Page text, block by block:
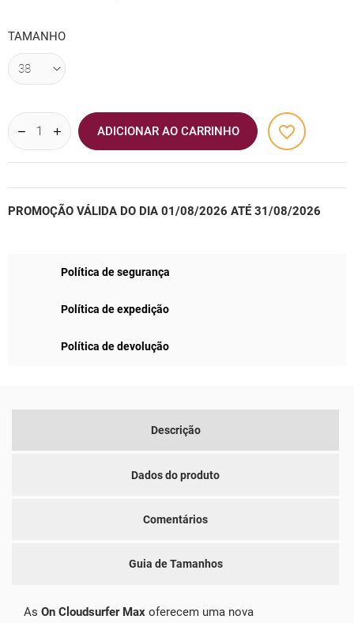
TAMANHO
ADICIONAR AO CARRINHO favorite_border
PROMOÇÃO VÁLIDA DO DIA 01/08/2026 ATÉ 31/08/2026
Política de segurança
Política de expedição
Política de devolução
Descrição
Dados do produto
Comentários
Guia de Tamanhos
As On Cloudsurfer Max oferecem uma nova